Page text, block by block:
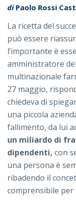
diPaolo Rossi
La ricetta del
può essere
l’importante è
amministratore
multinazionale
27 maggio,
chiedeva di
una piccola
fallimento, da lui
un miliardo di
dipendenti, con
una persona è
ribadendo il
comprensibile